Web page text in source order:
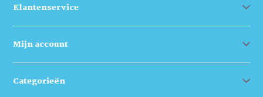
Klantenservice
Mijn account
Categorieën